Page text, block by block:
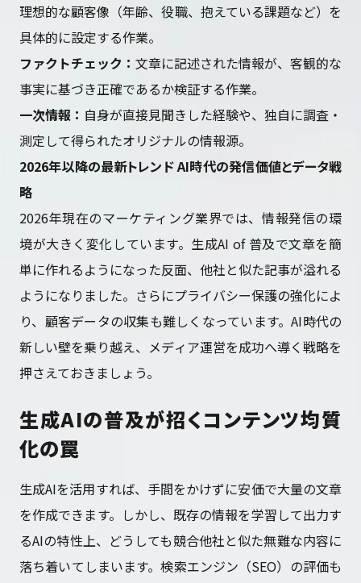
理想的な顧客像（年齢、役職、抱えている課題など）を
具体的に設定する作業。
ファクトチェック： 文章に記述された情報が、客観的な
事実に基づき正確であるか検証する作業。
一次情報： 自身が直接見聞きした経験や、独自に調査・
測定して得られたオリジナルの情報源。
2026年以降の最新トレンド AI時代の発信価値とデータ戦
略
2026年現在のマーケティング業界では、情報発信の環
境が大きく変化しています。生成AI of 普及で文章を簡
単に作れるようになった反面、他社と似た記事が溢れる
ようになりました。さらにプライバシー保護の強化によ
り、顧客データの収集も難しくなっています。AI時代の
新しい壁を乗り越え、メディア運営を成功へ導く戦略を
押さえておきましょう。
生成AIの普及が招くコンテンツ均質
化の罠
生成AIを活用すれば、手間をかけずに安価で大量の文章
を作成できます。しかし、既存の情報を学習して出力す
るAIの特性上、どうしても競合他社と似た無難な内容に
落ち着いてしまいます。検索エンジン（SEO）の評価も